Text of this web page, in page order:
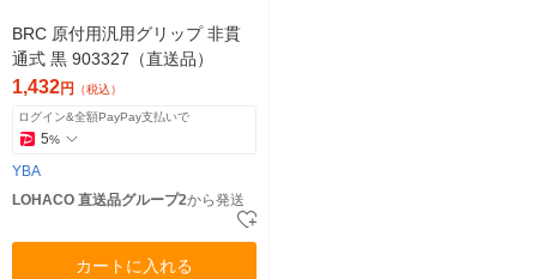
BRC 原付用汎用グリップ 非貫
通式 黒 903327（直送品）
1,432円 （税込）
ログイン&全額PayPay支払いで
5%
YBA
LOHACO 直送品グループ2から発送
カートに入れる